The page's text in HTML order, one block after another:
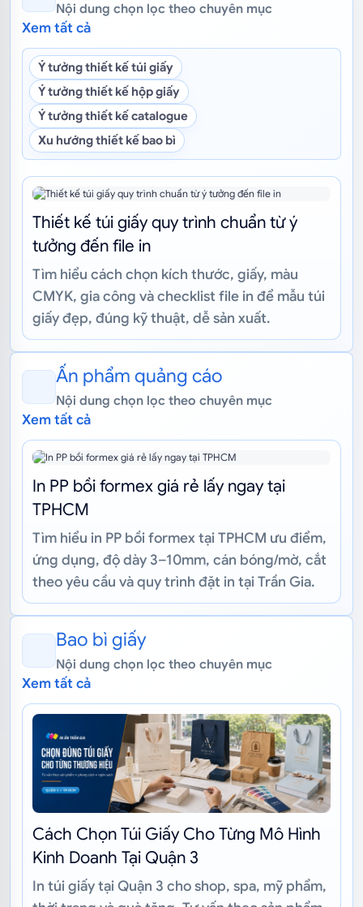
Nội dung chọn lọc theo chuyên mục
Xem tất cả
Ý tưởng thiết kế túi giấy
Ý tưởng thiết kế hộp giấy
Ý tưởng thiết kế catalogue
Xu hướng thiết kế bao bì
Thiết kế túi giấy quy trình chuẩn từ ý
tưởng đến file in
Tìm hiểu cách chọn kích thước, giấy, màu
CMYK, gia công và checklist file in để mẫu túi
giấy đẹp, đúng kỹ thuật, dễ sản xuất.
Ấn phẩm quảng cáo
Nội dung chọn lọc theo chuyên mục
Xem tất cả
In PP bồi formex giá rẻ lấy ngay tại
TPHCM
Tìm hiểu in PP bồi formex tại TPHCM ưu điểm,
ứng dụng, độ dày 3–10mm, cán bóng/mờ, cắt
theo yêu cầu và quy trình đặt in tại Trần Gia.
Bao bì giấy
Nội dung chọn lọc theo chuyên mục
Xem tất cả
Cách Chọn Túi Giấy Cho Từng Mô Hình
Kinh Doanh Tại Quận 3
In túi giấy tại Quận 3 cho shop, spa, mỹ phẩm,